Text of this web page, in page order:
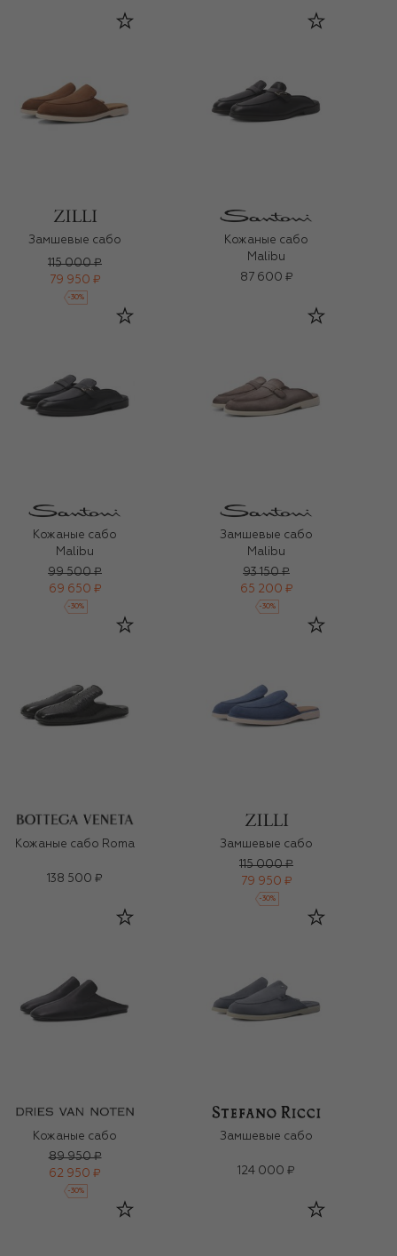
Замшевые сабо
115 000 ₽
79 950 ₽
-30%
Кожаные сабо
Malibu
87 600 ₽
Кожаные сабо
Malibu
99 500 ₽
69 650 ₽
-30%
Замшевые сабо
Malibu
93 150 ₽
65 200 ₽
-30%
Кожаные сабо Roma
138 500 ₽
Замшевые сабо
115 000 ₽
79 950 ₽
-30%
Кожаные сабо
89 950 ₽
62 950 ₽
-30%
Замшевые сабо
124 000 ₽